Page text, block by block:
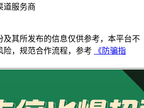
道服务商
及其所发布的信息仅供参考，本平台不
险，规范合作流程，参考
《防骗指